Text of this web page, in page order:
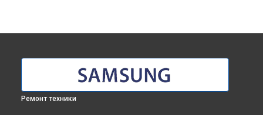
Ремонт техники